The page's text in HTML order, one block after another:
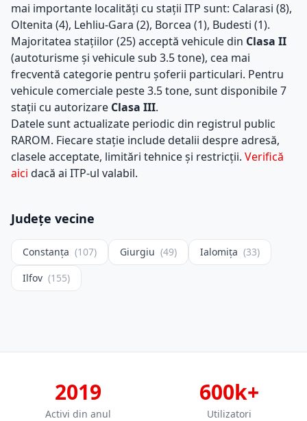
mai importante localități cu stații ITP sunt: Calarasi (8),
Oltenita (4), Lehliu-Gara (2), Borcea (1), Budesti (1).
Majoritatea stațiilor (25) acceptă vehicule din Clasa II
(autoturisme și vehicule sub 3.5 tone), cea mai
frecventă categorie pentru șoferii particulari. Pentru
vehicule comerciale peste 3.5 tone, sunt disponibile 7
stații cu autorizare Clasa III.
Datele sunt actualizate periodic din registrul public
RAROM. Fiecare stație include detalii despre adresă,
clasele acceptate, limitări tehnice și restricții. Verifică
aici dacă ai ITP-ul valabil.
Județe vecine
Constanța (107) Giurgiu (49) Ialomița (33)
Ilfov (155)
2019
Activi din anul
600k+
Utilizatori